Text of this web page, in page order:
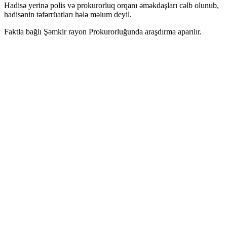
Hadisə yerinə polis və prokurorluq orqanı əməkdaşları cəlb olunub,
hadisənin təfərrüatları hələ məlum deyil.
Faktla bağlı Şəmkir rayon Prokurorluğunda araşdırma aparılır.